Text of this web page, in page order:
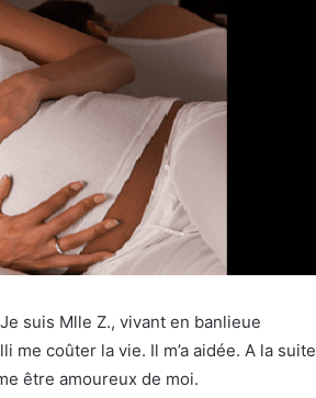
suis Mlle Z., vivant en banlieue
me coûter la vie. Il m’a aidée. A la suite
être amoureux de moi.